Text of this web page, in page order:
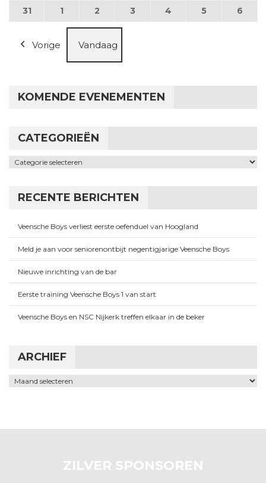
3131 augustus 2026
1 1 september 2026
2 2 september 2026
3 3 september 2026
4 4 september 2026
5 5 6
Vorige Vandaag
KOMENDE EVENEMENTEN
CATEGORIEËN
Categorieën
RECENTE BERICHTEN
Veensche Boys verliest eerste oefenduel van Hoogland
Meld je aan voor seniorenontbijt negentigjarige Veensche Boys
Nieuwe inrichting van de bar
Eerste training Veensche Boys 1 van start
Veensche Boys en NSC Nijkerk treffen elkaar in de beker
ARCHIEF
Archief
ZILVER SPONSOREN